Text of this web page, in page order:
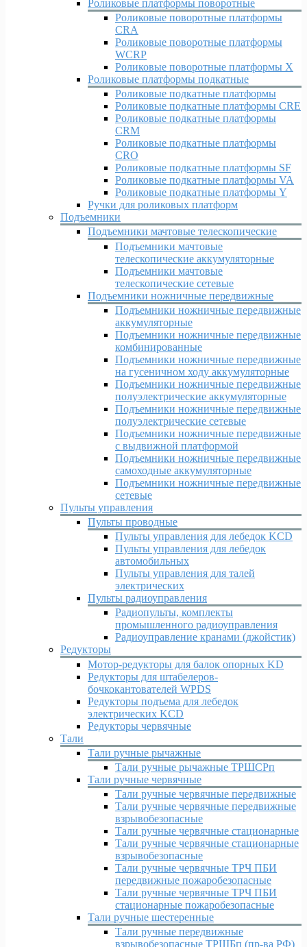
Роликовые платформы поворотные
Роликовые поворотные платформы
CRA
Роликовые поворотные платформы
WCRP
Роликовые поворотные платформы X
Роликовые платформы подкатные
Роликовые подкатные платформы
Роликовые подкатные платформы CRE
Роликовые подкатные платформы
CRM
Роликовые подкатные платформы
CRO
Роликовые подкатные платформы SF
Роликовые подкатные платформы VA
Роликовые подкатные платформы Y
Ручки для роликовых платформ
Подъемники
Подъемники мачтовые телескопические
Подъемники мачтовые
телескопические аккумуляторные
Подъемники мачтовые
телескопические сетевые
Подъемники ножничные передвижные
Подъемники ножничные передвижные
аккумуляторные
Подъемники ножничные передвижные
комбинированные
Подъемники ножничные передвижные
на гусеничном ходу аккумуляторные
Подъемники ножничные передвижные
полуэлектрические аккумуляторные
Подъемники ножничные передвижные
полуэлектрические сетевые
Подъемники ножничные передвижные
с выдвижной платформой
Подъемники ножничные передвижные
самоходные аккумуляторные
Подъемники ножничные передвижные
сетевые
Пульты управления
Пульты проводные
Пульты управления для лебедок KCD
Пульты управления для лебедок
автомобильных
Пульты управления для талей
электрических
Пульты радиоуправления
Радиопульты, комплекты
промышленного радиоуправления
Радиоуправление кранами (джойстик)
Редукторы
Мотор-редукторы для балок опорных KD
Редукторы для штабелеров-
бочкокантователей WPDS
Редукторы подъема для лебедок
электрических KCD
Редукторы червячные
Тали
Тали ручные рычажные
Тали ручные рычажные ТРШСРп
Тали ручные червячные
Тали ручные червячные передвижные
Тали ручные червячные передвижные
взрывобезопасные
Тали ручные червячные стационарные
Тали ручные червячные стационарные
взрывобезопасные
Тали ручные червячные ТРЧ ПБИ
передвижные пожаробезопасные
Тали ручные червячные ТРЧ ПБИ
стационарные пожаробезопасные
Тали ручные шестеренные
Тали ручные передвижные
взрывобезопасные ТРШБп (пр-ва РФ)